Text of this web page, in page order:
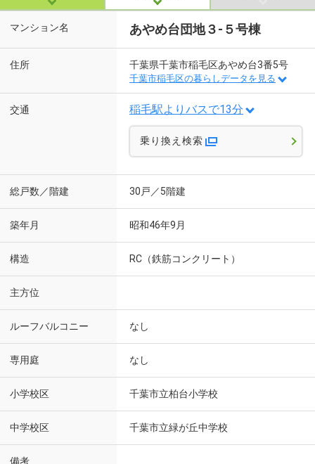
マンション名 あやめ台団地３-５号棟
住所 千葉県千葉市稲毛区あやめ台3番5号
千葉市稲毛区の暮らしデータを見る
交通 稲毛駅よりバスで13分
乗り換え検索
総戸数／階建 30戸／5階建
築年月 昭和46年9月
構造 RC（鉄筋コンクリート）
主方位
ルーフバルコニー なし
専用庭 なし
小学校区 千葉市立柏台小学校
中学校区 千葉市立緑が丘中学校
備考